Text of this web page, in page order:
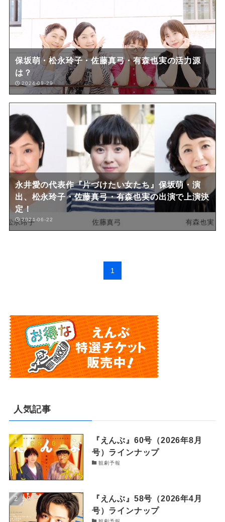
保坂萌・松永玲子・佐藤真弓・有森也実の活力源
は？
2024-09-29
永井愛の代表作『片づけたい女たち』保坂萌・演
出、松永玲子・佐藤真弓・有森也実の出演で上演決
定！
2024-06-22
1
人気記事
『えんぶ』60号（2026年8月
号）ラインナップ
観劇予報
『えんぶ』58号（2026年4月
号）ラインナップ